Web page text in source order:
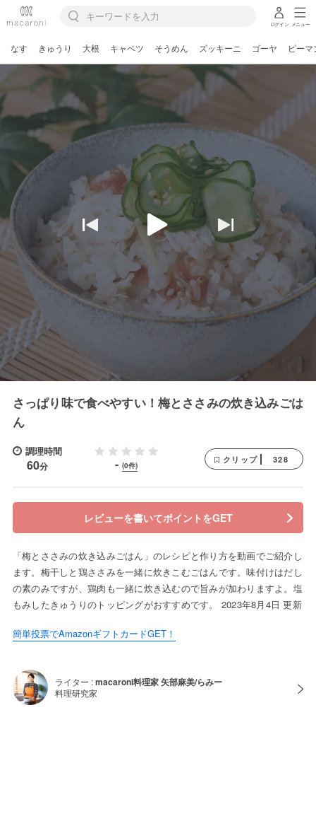
ログイン メニュー
なす きゅうり 大根 キャベツ そうめん ズッキーニ ゴーヤ ピーマ
さっぱり味で食べやすい！梅とささみの炊き込みごは
ん
調理時間
60分 - (0件)
クリップ 328
レビューを書いてポイントをGET
「梅とささみの炊き込みごはん」のレシピと作り方を動画でご紹介し
ます。梅干しと鶏ささみを一緒に炊きこむごはんです。味付けはだし
の素のみですが、鶏肉も一緒に炊き込むので旨みが加わりますよ。塩
もみしたきゅうりのトッピングがおすすめです。 2023年8月4日 更新
簡単投票でAmazonギフトカードGET！
ライター :macaroni料理家 矢部麻美/らみー
料理研究家